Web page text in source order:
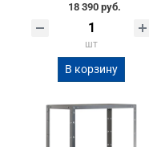
18 390 руб.
шт
В корзину